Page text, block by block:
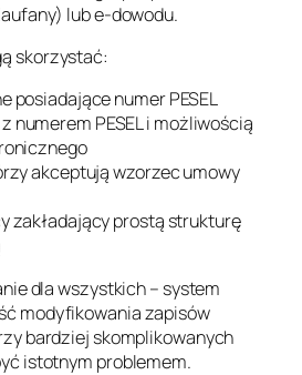
lub e-dowodu.
skorzystać:
posiadające numer PESEL
numerem PESEL i możliwością
akceptują wzorzec umowy
zakładający prostą strukturę
dla wszystkich – system
modyfikowania zapisów
bardziej skomplikowanych
istotnym problemem.